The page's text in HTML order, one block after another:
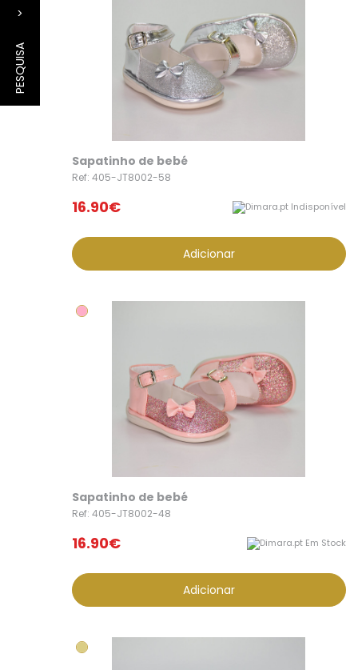
>
PESQUISA
Sapatinho de bebé
Ref: 405-JT8002-58
16.90€ Indisponível
Adicionar
Sapatinho de bebé
Ref: 405-JT8002-48
16.90€ Em Stock
Adicionar